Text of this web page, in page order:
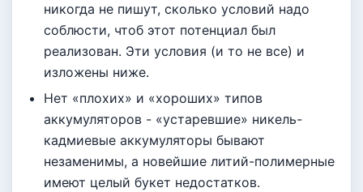
никогда не пишут, сколько условий надо
соблюсти, чтоб этот потенциал был
реализован. Эти условия (и то не все) и
изложены ниже.
Нет «плохих» и «хороших» типов
аккумуляторов - «устаревшие» никель-
кадмиевые аккумуляторы бывают
незаменимы, а новейшие литий-полимерные
имеют целый букет недостатков.